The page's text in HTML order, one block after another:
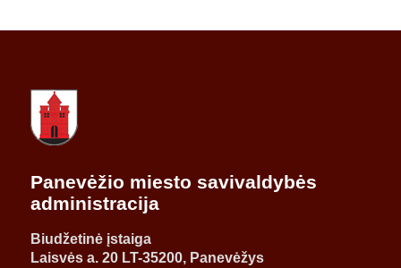
Panevėžio miesto savivaldybės
administracija
Biudžetinė įstaiga
Laisvės a. 20 LT-35200, Panevėžys